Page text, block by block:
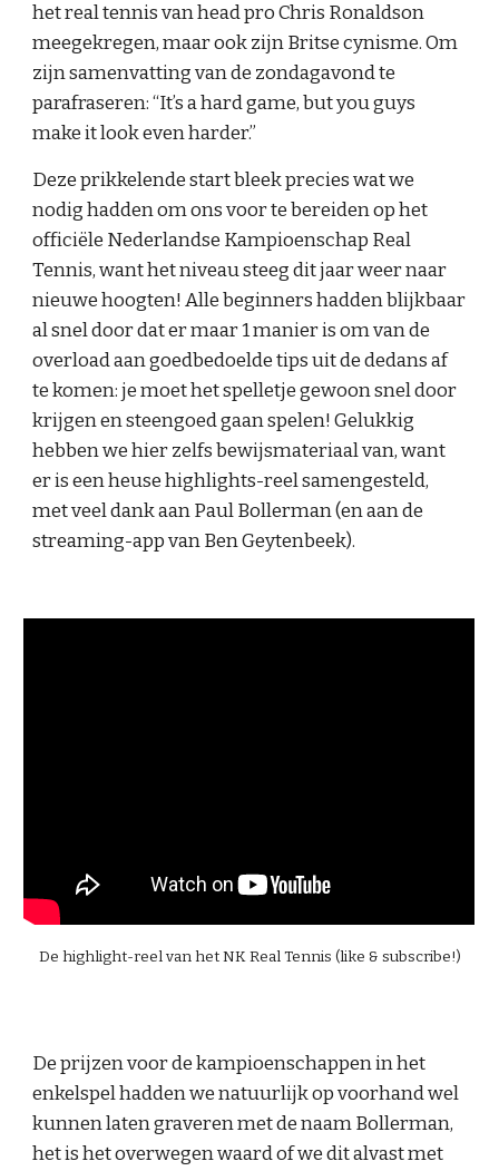
het real tennis van head pro Chris Ronaldson
meegekregen, maar ook zijn Britse cynisme. Om
zijn samenvatting van de zondagavond te
parafraseren: “It’s a hard game, but you guys
make it look even harder.”
Deze prikkelende start bleek precies wat we
nodig hadden om ons voor te bereiden op het
officiële Nederlandse Kampioenschap Real
Tennis, want het niveau steeg dit jaar weer naar
nieuwe hoogten! Alle beginners hadden blijkbaar
al snel door dat er maar 1 manier is om van de
overload aan goedbedoelde tips uit de dedans af
te komen: je moet het spelletje gewoon snel door
krijgen en steengoed gaan spelen! Gelukkig
hebben we hier zelfs bewijsmateriaal van, want
er is een heuse highlights-reel samengesteld,
met veel dank aan Paul Bollerman (en aan de
streaming-app van Ben Geytenbeek).
De highlight-reel van het NK Real Tennis (like & subscribe!)
De prijzen voor de kampioenschappen in het
enkelspel hadden we natuurlijk op voorhand wel
kunnen laten graveren met de naam Bollerman,
het is het overwegen waard of we dit alvast met